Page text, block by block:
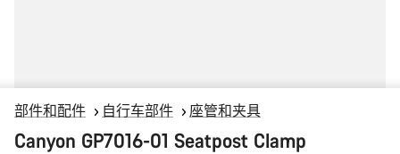
部件和配件 自行车部件 座管和夹具
Canyon GP7016-01 Seatpost Clamp